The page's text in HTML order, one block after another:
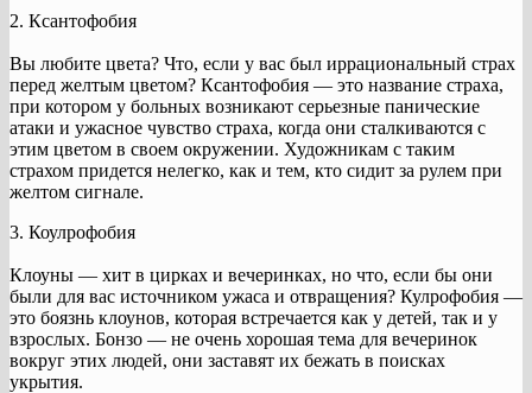
2. Ксантофобия
Вы любите цвета? Что, если у вас был иррациональный страх
перед желтым цветом? Ксантофобия — это название страха,
при котором у больных возникают серьезные панические
атаки и ужасное чувство страха, когда они сталкиваются с
этим цветом в своем окружении. Художникам с таким
страхом придется нелегко, как и тем, кто сидит за рулем при
желтом сигнале.
3. Коулрофобия
Клоуны — хит в цирках и вечеринках, но что, если бы они
были для вас источником ужаса и отвращения? Кулрофобия —
это боязнь клоунов, которая встречается как у детей, так и у
взрослых. Бонзо — не очень хорошая тема для вечеринок
вокруг этих людей, они заставят их бежать в поисках
укрытия.